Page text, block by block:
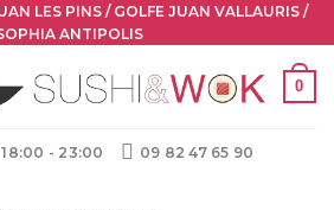
LES PINS / GOLFE JUAN VALLAURIS /
ANTIPOLIS
0
- 23:00 09 82 47 65 90